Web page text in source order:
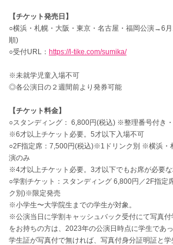
【チケット発売日】
○横浜・札幌・大阪・東京・名古屋・福岡公演→6
順)
○受付URL： https://l-tike.com/sumika/
※未就学児童入場不可
◎各公演日の２週間前より発券可能
【チケット料金】
○スタンディング： 6,800円(税込) ※整理番号付き
※6才以上チケット必要。5才以下入場不可
○2F指定席：7,500円(税込)※1ドリンク別 ※横浜・
演のみ
※4才以上チケット必要。3才以下でもお席が必要
○学割チケット：スタンディング 6,800円／2F指定
ク別)※限定発売
※小学生〜大学院生までの学生が対象。
※公演当日に学割キャッシュバック受付にて写真付
をお持ちの方は、2023年の公演日時点に学生であ
学生証が写真付で無ければ、写真付身分証明証と学